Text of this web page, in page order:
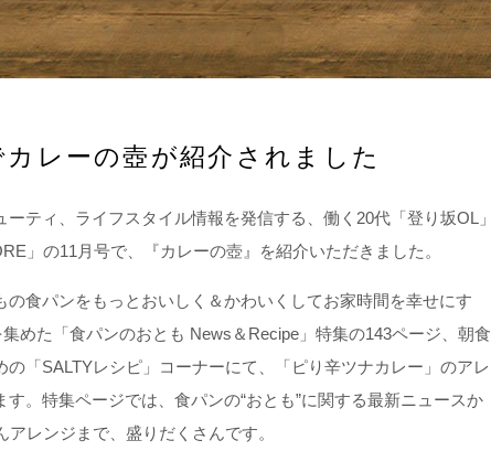
カレーの壺が紹介されました
ティ、ライフスタイル情報を発信する、働く20代「登り坂OL」
」の11月号で、『カレーの壺』を紹介いただきました。
の食パンをもっとおいしく＆かわいくしてお家時間を幸せにす
集めた「食パンのおとも News＆Recipe」特集の143ページ、朝食
の「SALTYレシピ」コーナーにて、「ピり辛ツナカレー」のアレ
す。特集ページでは、食パンの“おとも”に関する最新ニュースか
レンジまで、盛りだくさんです。